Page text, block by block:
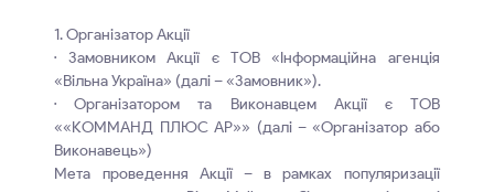
1. Організатор Акції
· Замовником Акції є ТОВ «Інформаційна агенція
«Вільна Україна» (далі – «Замовник»).
· Організатором та Виконавцем Акції є ТОВ
««КОММАНД ПЛЮС АР»» (далі – «Організатор або
Виконавець»)
Мета проведення Акції – в рамках популяризації